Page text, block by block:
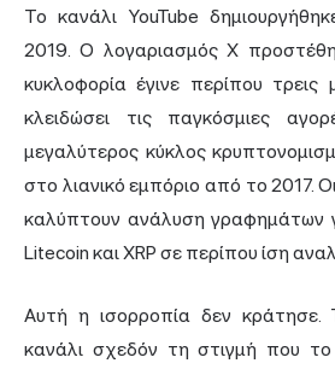
Το κανάλι YouTube
2019. Ο λογαριασμός X
κυκλοφορία έγινε περίπου τρεις
κλειδώσει τις παγκόσμιες
μεγαλύτερος κύκλος
στο λιανικό εμπόριο από το 2017.
καλύπτουν ανάλυση γραφημάτων
Litecoin και XRP σε περίπου ίση
Αυτή η ισορροπία δεν κράτησε.
κανάλι σχεδόν τη στιγμή που το